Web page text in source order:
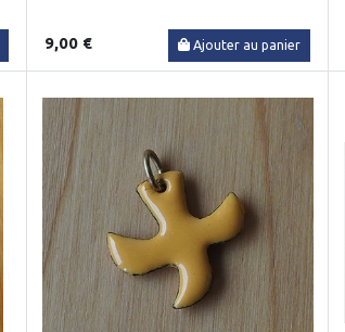
9,00 € Ajouter au panier